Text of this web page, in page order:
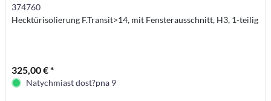
374760
Hecktürisolierung F.Transit>14, mit Fensterausschnitt, H3, 1-teilig
325,00 € *
Natychmiast dost?pna 9